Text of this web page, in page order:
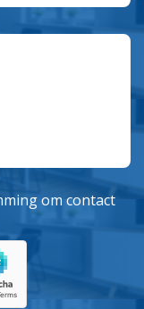
om contact